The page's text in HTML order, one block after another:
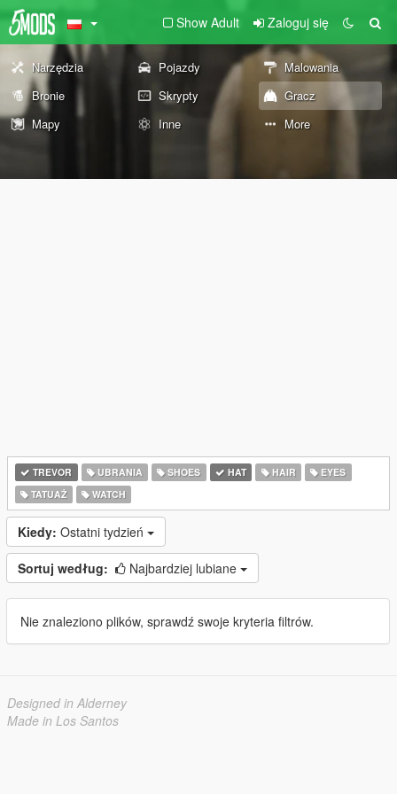
Show Adult Zaloguj się
Narzędzia Pojazdy
Malowania
Bronie
Skrypty
Gracz
Mapy
Inne More
TREVOR UBRANIA SHOES HAT HAIR
EYES
TATUAŻ
WATCH
Kiedy: Ostatni tydzień
Sortuj według: Najbardziej lubiane
Nie znaleziono plików, sprawdź swoje kryteria filtrów.
Designed in Alderney
Made in Los Santos